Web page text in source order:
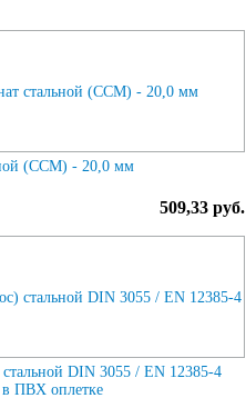
(ССМ) - 20,0 мм
509,33 руб.
стальной DIN 3055 / EN 12385-4
ПВХ оплетке